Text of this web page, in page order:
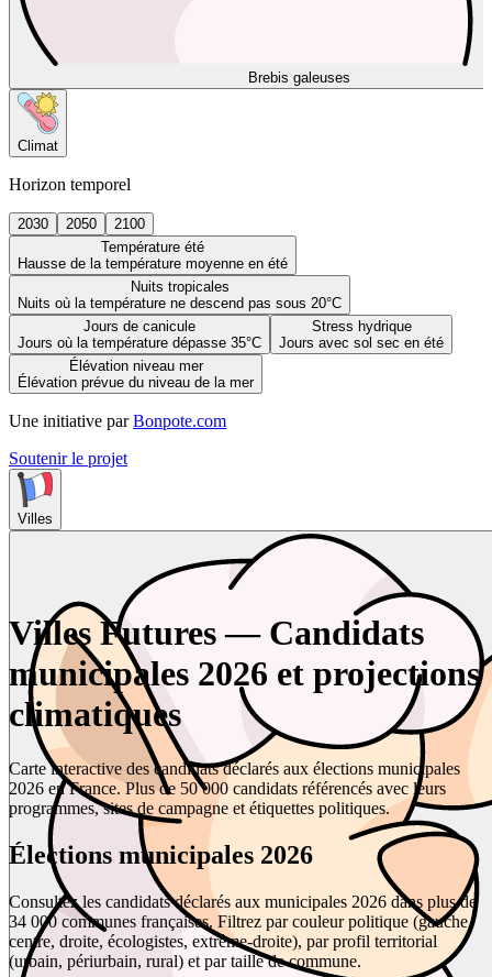
Brebis galeuses
Climat
Horizon temporel
2030 2050
2100
Température été
Hausse de la température moyenne en été
Nuits tropicales
Nuits où la température ne descend pas sous 20°C
Jours de canicule
Jours où la température dépasse 35°C
Stress hydrique
Jours avec sol sec en été
Élévation niveau mer
Élévation prévue du niveau de la mer
Une initiative par Bonpote.com
Soutenir le projet
Villes
Villes Futures — Candidats
municipales 2026 et projections
climatiques
Carte interactive des candidats déclarés aux élections municipales
2026 en France. Plus de 50 000 candidats référencés avec leurs
programmes, sites de campagne et étiquettes politiques.
Élections municipales 2026
Consultez les candidats déclarés aux municipales 2026 dans plus de
34 000 communes françaises. Filtrez par couleur politique (gauche,
centre, droite, écologistes, extrême-droite), par profil territorial
(urbain, périurbain, rural) et par taille de commune.